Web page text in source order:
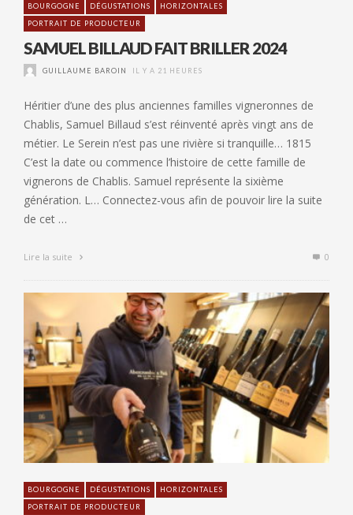
BOURGOGNE DÉGUSTATIONS
HORIZONTALES
PORTRAIT DE PRODUCTEUR
SAMUEL BILLAUD FAIT BRILLER 2024
GUILLAUME BAROIN IL Y A 21 HEURES
Héritier d’une des plus anciennes familles vigneronnes de
Chablis, Samuel Billaud s’est réinventé après vingt ans de
métier. Le Serein n’est pas une rivière si tranquille… 1815
C’est la date ou commence l’histoire de cette famille de
vignerons de Chablis. Samuel représente la sixième
génération. L… Connectez-vous afin de pouvoir lire la suite
de cet …
Lire la suite 0
BOURGOGNE DÉGUSTATIONS
HORIZONTALES
PORTRAIT DE PRODUCTEUR